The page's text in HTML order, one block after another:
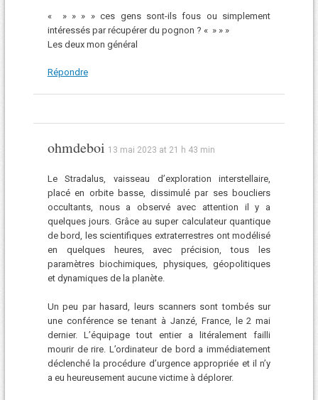
« » » » » ces gens sont-ils fous ou simplement
intéressés par récupérer du pognon ? « » » »
Les deux mon général
Répondre
ohmdeboi 13 mai 2023 at 21 h 43 min
Le Stradalus, vaisseau d’exploration interstellaire,
placé en orbite basse, dissimulé par ses boucliers
occultants, nous a observé avec attention il y a
quelques jours. Grâce au super calculateur quantique
de bord, les scientifiques extraterrestres ont modélisé
en quelques heures, avec précision, tous les
paramètres biochimiques, physiques, géopolitiques
et dynamiques de la planète.
Un peu par hasard, leurs scanners sont tombés sur
une conférence se tenant à Janzé, France, le 2 mai
dernier. L’équipage tout entier a litéralement failli
mourir de rire. L’ordinateur de bord a immédiatement
déclenché la procédure d’urgence appropriée et il n’y
a eu heureusement aucune victime à déplorer.